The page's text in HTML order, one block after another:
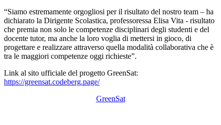
“Siamo estremamente orgogliosi per il risultato del nostro team – ha
dichiarato la Dirigente Scolastica, professoressa Elisa Vita - risultato
che premia non solo le competenze disciplinari degli studenti e del
docente tutor, ma anche la loro voglia di mettersi in gioco, di
progettare e realizzare attraverso quella modalità collaborativa che è
tra le maggiori competenze oggi richieste”.
Link al sito ufficiale del progetto GreenSat:
https://greensat.codeberg.page/
GreenSat